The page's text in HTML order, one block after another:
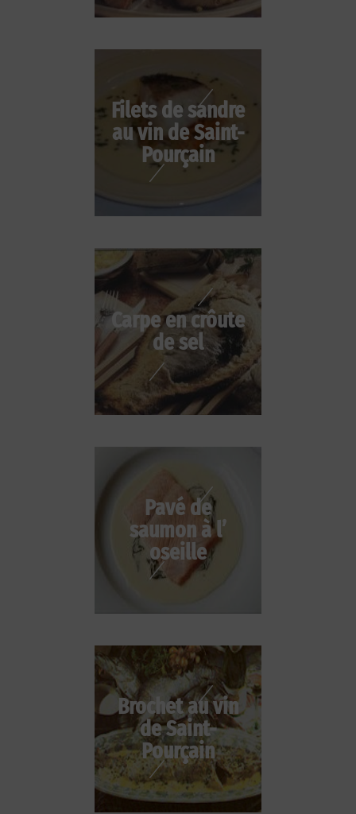
Filets de sandre
au vin de Saint-
Pourçain
Carpe en crôute
de sel
Pavé de
saumon à l’
oseille
Brochet au vin
de Saint-
Pourçain